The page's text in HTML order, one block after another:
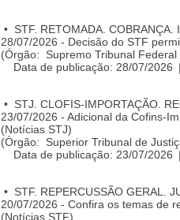
• STF. RETOMADA. COBRANÇA.
28/07/2026 - Decisão do STF
(Órgão: Supremo Tribunal Federal
Data de publicação: 28/07/2026
• STJ. CLOFIS-IMPORTAÇÃO.
23/07/2026 - Adicional da Cofins-
(Notícias STJ)
(Órgão: Superior Tribunal de
Data de publicação: 23/07/2026
• STF. REPERCUSSÃO GERAL.
20/07/2026 - Confira os temas de
(Notícias STF)